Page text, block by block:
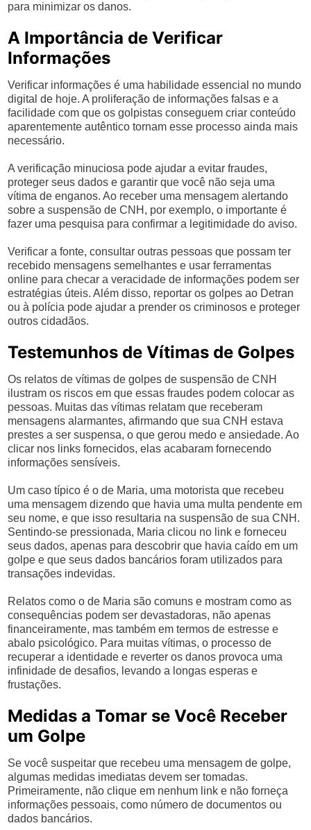
para minimizar os danos.
A Importância de Verificar
Informações
Verificar informações é uma habilidade essencial no mundo
digital de hoje. A proliferação de informações falsas e a
facilidade com que os golpistas conseguem criar conteúdo
aparentemente autêntico tornam esse processo ainda mais
necessário.
A verificação minuciosa pode ajudar a evitar fraudes,
proteger seus dados e garantir que você não seja uma
vítima de enganos. Ao receber uma mensagem alertando
sobre a suspensão de CNH, por exemplo, o importante é
fazer uma pesquisa para confirmar a legitimidade do aviso.
Verificar a fonte, consultar outras pessoas que possam ter
recebido mensagens semelhantes e usar ferramentas
online para checar a veracidade de informações podem ser
estratégias úteis. Além disso, reportar os golpes ao Detran
ou à polícia pode ajudar a prender os criminosos e proteger
outros cidadãos.
Testemunhos de Vítimas de Golpes
Os relatos de vítimas de golpes de suspensão de CNH
ilustram os riscos em que essas fraudes podem colocar as
pessoas. Muitas das vítimas relatam que receberam
mensagens alarmantes, afirmando que sua CNH estava
prestes a ser suspensa, o que gerou medo e ansiedade. Ao
clicar nos links fornecidos, elas acabaram fornecendo
informações sensíveis.
Um caso típico é o de Maria, uma motorista que recebeu
uma mensagem dizendo que havia uma multa pendente em
seu nome, e que isso resultaria na suspensão de sua CNH.
Sentindo-se pressionada, Maria clicou no link e forneceu
seus dados, apenas para descobrir que havia caído em um
golpe e que seus dados bancários foram utilizados para
transações indevidas.
Relatos como o de Maria são comuns e mostram como as
consequências podem ser devastadoras, não apenas
financeiramente, mas também em termos de estresse e
abalo psicológico. Para muitas vítimas, o processo de
recuperar a identidade e reverter os danos provoca uma
infinidade de desafios, levando a longas esperas e
frustações.
Medidas a Tomar se Você Receber
um Golpe
Se você suspeitar que recebeu uma mensagem de golpe,
algumas medidas imediatas devem ser tomadas.
Primeiramente, não clique em nenhum link e não forneça
informações pessoais, como número de documentos ou
dados bancários.